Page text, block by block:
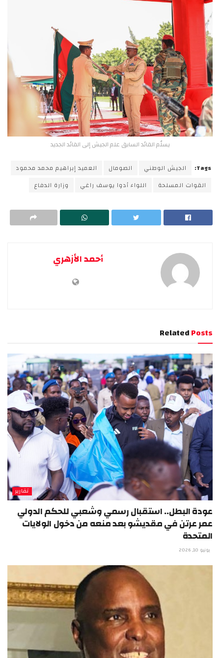
يسلّم القائد السابق علم الجيش إلى القائد الجديد
Tags: الجيش الوطني الصومال
العميد إبراهيم محمد محمود
القوات المسلحة
اللواء أدوا يوسف راغي وزارة الدفاع
أحمد الأزهري
RelatedPosts
تقارير
عودة البطل.. استقبال رسمي وشعبي للحكم الدولي
عمر عرتن في مقديشو بعد منعه من دخول الولايات
المتحدة
يونيو 10, 2026